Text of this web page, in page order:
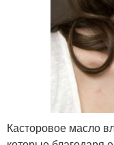
Касторовое масло